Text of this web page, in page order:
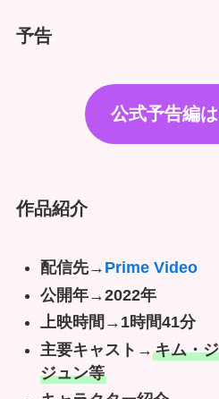
予告
公式予告編
作品紹介
配信先→ Prime Video
公開年→2022年
上映時間→1時間41分
主要キャスト→ キム・
ジュン等